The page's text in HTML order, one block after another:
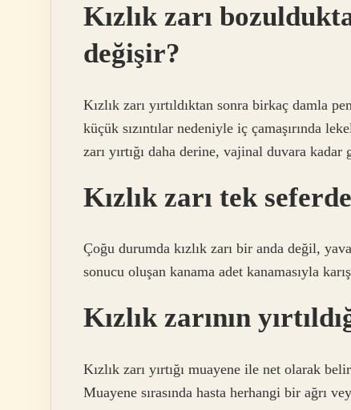
Kızlık zarı
değişir?
Kızlık zarı yırtıldıktan sonra birkaç damla
küçük sızıntılar nedeniyle iç çamaşırında
zarı yırtığı daha derine, vajinal duvara kadar
Kızlık zarı tek
Çoğu durumda kızlık zarı bir anda değil,
sonucu oluşan kanama adet kanamasıyla
Kızlık zarının
Kızlık zarı yırtığı muayene ile net olarak
Muayene sırasında hasta herhangi bir ağrı